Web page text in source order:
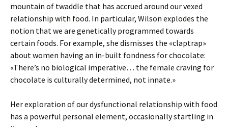
mountain of twaddle that has accrued around our vexed
relationship with food. In particular, Wilson explodes the
notion that we are genetically programmed towards
certain foods. For example, she dismisses the «claptrap»
about women having an in-built fondness for chocolate:
«There’s no biological imperative… the female craving for
chocolate is culturally determined, not innate.»
Her exploration of our dysfunctional relationship with food
has a powerful personal element, occasionally startling in